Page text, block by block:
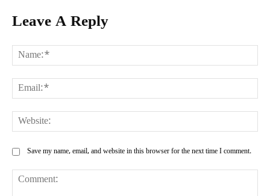
Leave A Reply
Save my name, email, and website in this browser for the next time I comment.